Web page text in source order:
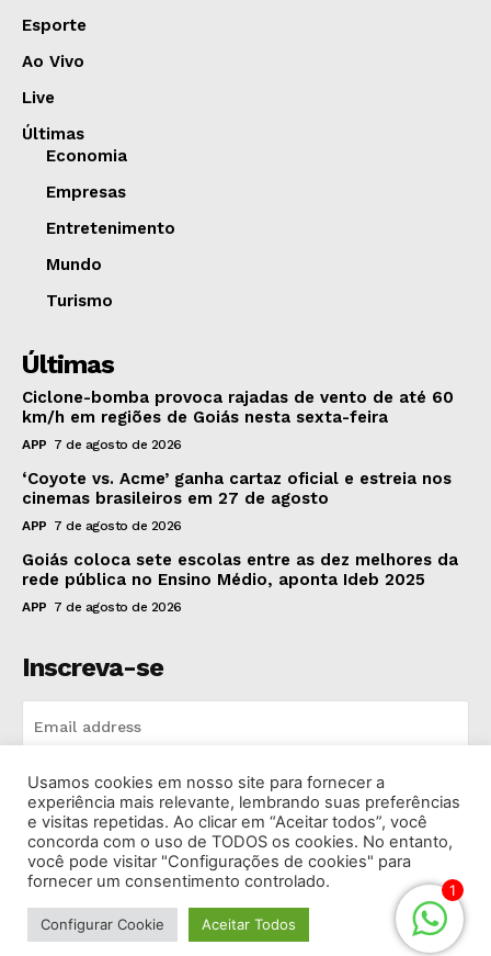
Esporte
Ao Vivo
Live
Últimas
Economia
Empresas
Entretenimento
Mundo
Turismo
Últimas
Ciclone-bomba provoca rajadas de vento de até 60
km/h em regiões de Goiás nesta sexta-feira
APP 7 de agosto de 2026
‘Coyote vs. Acme’ ganha cartaz oficial e estreia nos
cinemas brasileiros em 27 de agosto
APP 7 de agosto de 2026
Goiás coloca sete escolas entre as dez melhores da
rede pública no Ensino Médio, aponta Ideb 2025
APP 7 de agosto de 2026
Inscreva-se
INSCREVA-SE
I've read and accept the Privacy Policy.
© 2026 Rádio Bandeirantes Goiânia. Todos os Direitos
Reservados.
1
Usamos cookies em nosso site para fornecer a
experiência mais relevante, lembrando suas preferências
e visitas repetidas. Ao clicar em “Aceitar todos”, você
concorda com o uso de TODOS os cookies. No entanto,
você pode visitar "Configurações de cookies" para
fornecer um consentimento controlado.
Configurar Cookie Aceitar Todos